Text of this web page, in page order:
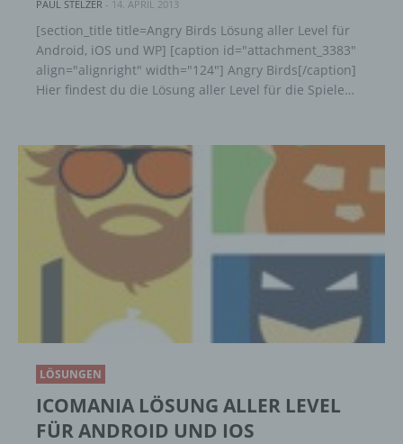
PAUL STELZER - 14. APRIL 2013
[section_title title=Angry Birds Lösung aller Level für
Android, iOS und WP] [caption id="attachment_3383"
align="alignright" width="124"] Angry Birds[/caption]
Hier findest du die Lösung aller Level für die Spiele…
LÖSUNGEN
ICOMANIA LÖSUNG ALLER LEVEL
FÜR ANDROID UND IOS
Einschränkung der Verarbeitung ist die
Markierung gespeicherter
personenbezogener Daten mit dem Ziel, ihre
künftige Verarbeitung einzuschränken.
e) Profiling
Profiling ist jede Art der automatisierten
Verarbeitung personenbezogener Daten, die
darin besteht, dass diese
werden, um bestimmte persönliche Aspekte,
die sich auf eine natürliche Person beziehen,
bezüglich Arbeitsleistung, wirtschaftlicher
Lage, Gesundheit, persönlicher Vorlieben,
Aufenthaltsort oder Ortswechsel dieser
vorherzusagen.